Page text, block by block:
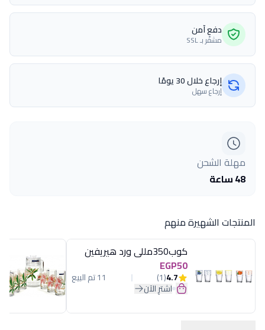
دفع آمن
مشفّر بـ SSL
إرجاع خلال 30 يومًا
إرجاع سهل
مهلة الشحن
48 ساعة
المنتجات الشهيرة منهم
كوب350مللى ورد هيريفين
EGP50
4.7
(1) 11 تم البيع
اشترِ الآن